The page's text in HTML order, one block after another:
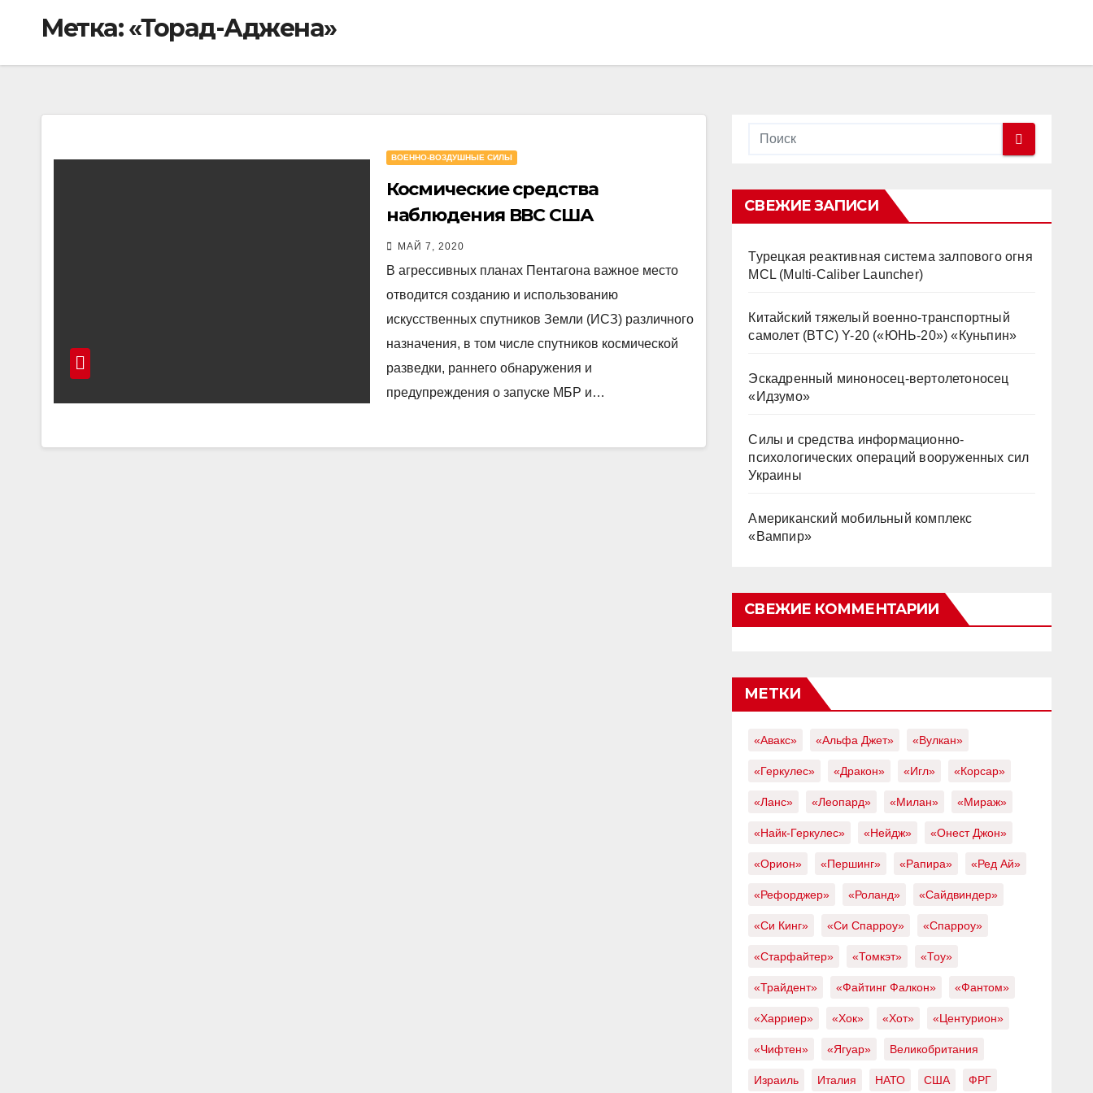
Метка:«Торад-Аджена»
ВОЕННО-ВОЗДУШНЫЕ СИЛЫ
Космические средства
наблюдения ВВС США
МАЙ 7, 2020
В агрессивных планах Пентагона важное место
отводится созданию и использованию
искусственных спутников Земли (ИСЗ) различного
назначения, в том числе спутников космической
разведки, раннего обнаружения и
предупреждения о запуске МБР и…
СВЕЖИЕ ЗАПИСИ
Турецкая реактивная система залпового огня
MCL (Multi-Caliber Launcher)
Китайский тяжелый военно-транспортный
самолет (BTC) Y-20 («ЮНЬ-20») «Куньпин»
Эскадренный миноносец-вертолетоносец
«Идзумо»
Силы и средства информационно-
психологических операций вооруженных сил
Украины
Американский мобильный комплекс
«Вампир»
СВЕЖИЕ КОММЕНТАРИИ
МЕТКИ
«Авакс» «Альфа Джет» «Вулкан»
«Геркулес» «Дракон» «Игл» «Корсар»
«Ланс» «Леопард» «Милан» «Мираж»
«Найк-Геркулес» «Нейдж» «Онест Джон»
«Орион» «Першинг» «Рапира» «Ред Ай»
«Рефорджер» «Роланд» «Сайдвиндер»
«Си Кинг» «Си Спарроу» «Спарроу»
«Старфайтер» «Томкэт» «Тоу»
«Трайдент» «Файтинг Фалкон» «Фантом»
«Харриер» «Хок» «Хот» «Центурион»
«Чифтен» «Ягуар» Великобритания
Израиль Италия НАТО США ФРГ